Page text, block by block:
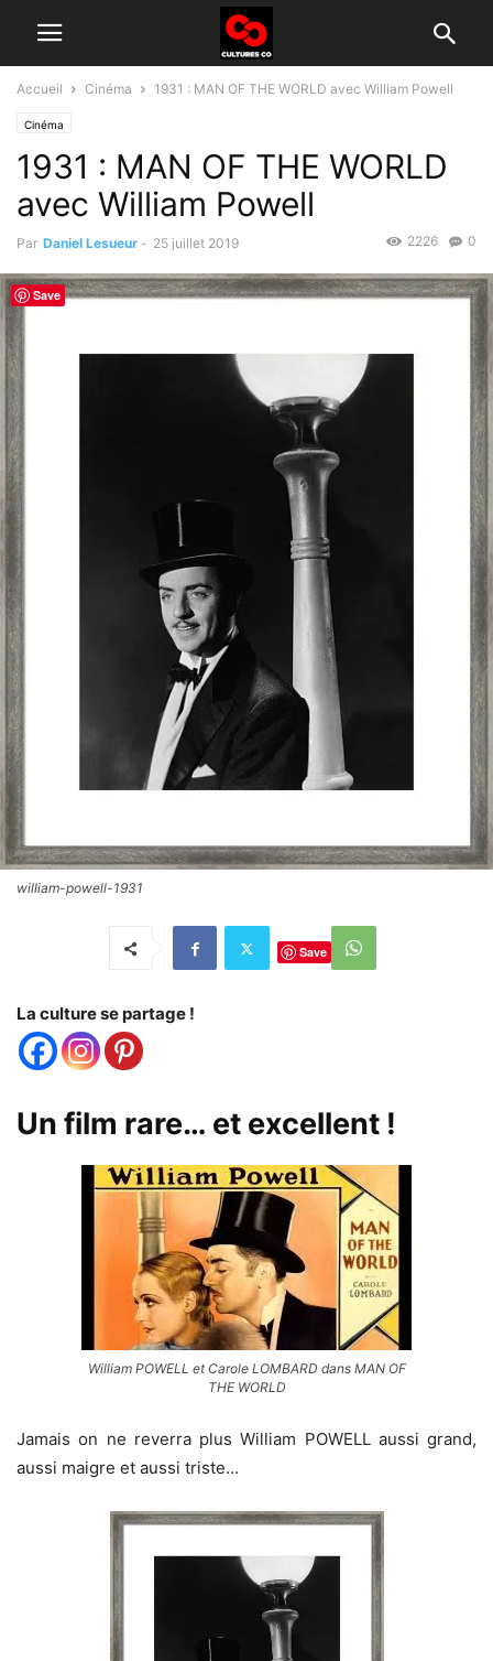
Accueil Cinéma 1931 : MAN OF THE WORLD avec William Powell
Cinéma
1931 : MAN OF THE WORLD
avec William Powell
Par Daniel Lesueur - 25 juillet 2019 0
2226
william-powell-1931
Save
La culture se partage !
Un film rare… et excellent !
William POWELL et Carole LOMBARD dans MAN OF
THE WORLD
Jamais on ne reverra plus William POWELL aussi grand,
aussi maigre et aussi triste…
Save